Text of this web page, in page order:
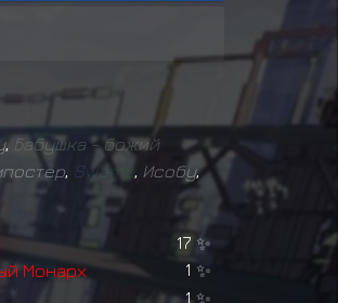
,Бабушка - божий
, Swam p Исобу,
17 ✨
й Монарх 1 ✨
1✨